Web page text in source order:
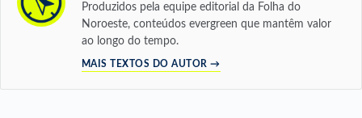
Produzidos pela equipe editorial da Folha do
Noroeste, conteúdos evergreen que mantêm valor
ao longo do tempo.
MAIS TEXTOS DO AUTOR →